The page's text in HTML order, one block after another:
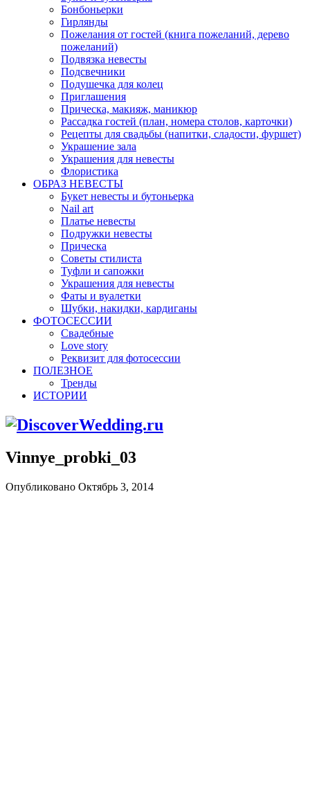
Бонбоньерки
Гирлянды
Пожелания от гостей (книга пожеланий, дерево
пожеланий)
Подвязка невесты
Подсвечники
Подушечка для колец
Приглашения
Прическа, макияж, маникюр
Рассадка гостей (план, номера столов, карточки)
Рецепты для свадьбы (напитки, сладости, фуршет)
Украшение зала
Украшения для невесты
Флористика
ОБРАЗ НЕВЕСТЫ
Букет невесты и бутоньерка
Nail art
Платье невесты
Подружки невесты
Прическа
Советы стилиста
Туфли и сапожки
Украшения для невесты
Фаты и вуалетки
Шубки, накидки, кардиганы
ФОТОСЕССИИ
Свадебные
Love story
Реквизит для фотосессии
ПОЛЕЗНОЕ
Тренды
ИСТОРИИ
Vinnye_probki_03
Опубликовано Октябрь 3, 2014